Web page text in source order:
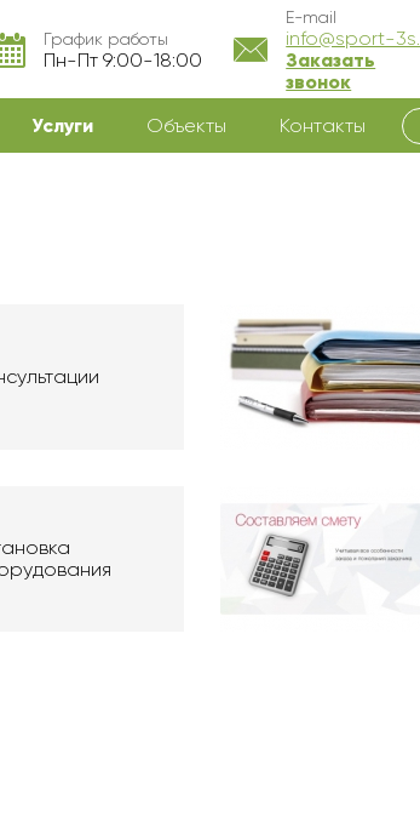
График работы
Пн-Пт 9:00-18:00
E-mail
info@sport-
Заказать
звонок
Услуги Объекты Контакты